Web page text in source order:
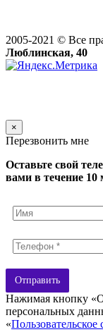
2005-2021 © Все
Люблинская, 40
×
Перезвонить мне
Оставьте свой
вами в течение 10
Отправить
Нажимая кнопку
персональных
«Пользовательское